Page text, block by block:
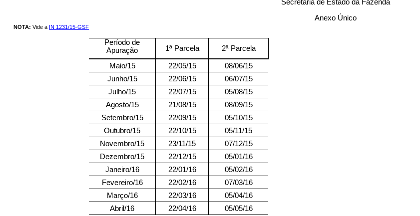
Secretária de Estado da Fazenda
Anexo Único
NOTA: Vide a IN 1231/15-GSF
Período de
Apuração
1ª Parcela 2ª Parcela
Maio/15 22/05/15
08/06/15
Junho/15
22/06/15
06/07/15
Julho/15
22/07/15
05/08/15
Agosto/15
21/08/15
08/09/15
Setembro/15
22/09/15
05/10/15
Outubro/15
22/10/15
05/11/15
Novembro/15
23/11/15
07/12/15
Dezembro/15
22/12/15
05/01/16
Janeiro/16
22/01/16
05/02/16
Fevereiro/16
22/02/16
07/03/16
Março/16
22/03/16
05/04/16
Abril/16
22/04/16 05/05/16